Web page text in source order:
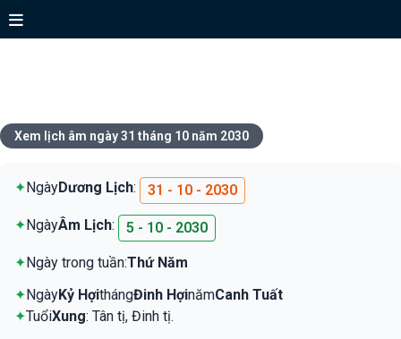
Xem lịch âm ngày 31 tháng 10 năm 2030
✦NgàyDương Lịch: 31 - 10 - 2030
✦NgàyÂm Lịch: 5 - 10 - 2030
✦Ngày trong tuần:Thứ Năm
✦NgàyKỷ HợithángĐinh HợinămCanh Tuất
✦TuổiXung: Tân tị, Đinh tị.